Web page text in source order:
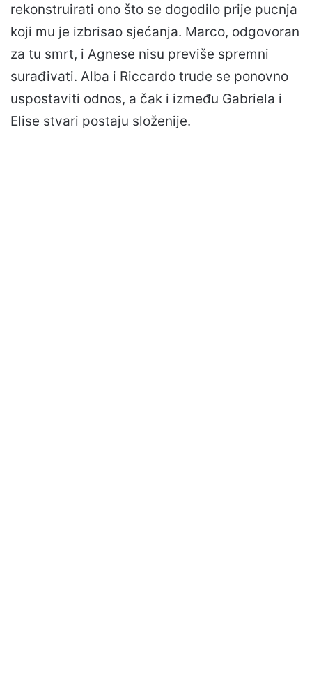
rekonstruirati ono što se dogodilo prije pucnja
koji mu je izbrisao sjećanja. Marco, odgovoran
za tu smrt, i Agnese nisu previše spremni
surađivati. Alba i Riccardo trude se ponovno
uspostaviti odnos, a čak i između Gabriela i
Elise stvari postaju složenije.